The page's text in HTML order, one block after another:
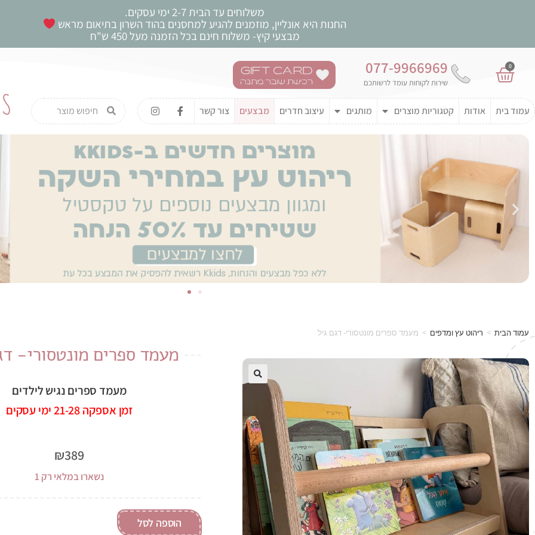
משלוחים עד הבית 2-7 ימי עסקים.
החנות היא אונליין, מוזמנים להגיע למחסנים בהוד השרון בתיאום מראש
מבצעי קיץ- משלוח חינם בכל הזמנה מעל 450 ש"ח
0
077-9966969
שירות לקוחות עומד לרשותכם
עמוד בית אודות קטגוריות מוצרים מותגים עיצוב חדרים מבצעים צור קשר
עמוד הבית > ריהוט עץ ומדפים > מעמד ספרים מונטסורי- דגם גיל
מעמד ספרים מונטסורי-
מעמד ספרים נגיש לילדים
זמן אספקה 21-28 ימי עסקים
₪389
נשארו במלאי רק 1
הוספה לסל